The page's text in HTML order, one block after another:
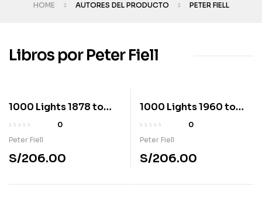
HOME AUTORES DEL PRODUCTO PETER FIELL
Libros por Peter Fiell
1000 Lights 1878 to
1959
0
Peter Fiell
S/206.00
1000 Lights 1960 to
present
0
Peter Fiell
S/206.00